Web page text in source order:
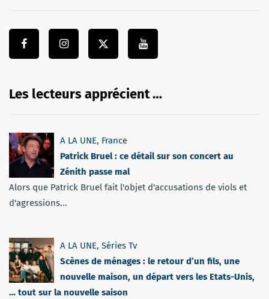
Les lecteurs apprécient …
A LA UNE, France
Patrick Bruel : ce détail sur son concert au
Zénith passe mal
Alors que Patrick Bruel fait l'objet d'accusations de viols et
d'agressions...
A LA UNE, Séries Tv
Scènes de ménages : le retour d’un fils, une
nouvelle maison, un départ vers les Etats-Unis,
… tout sur la nouvelle saison